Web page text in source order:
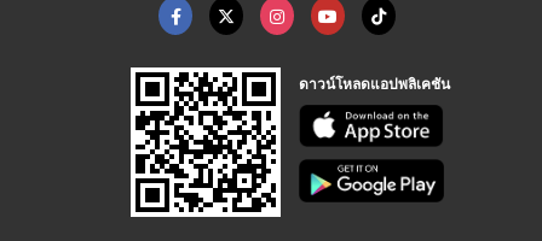
ดาวน์โหลดแอปพลิเคชัน